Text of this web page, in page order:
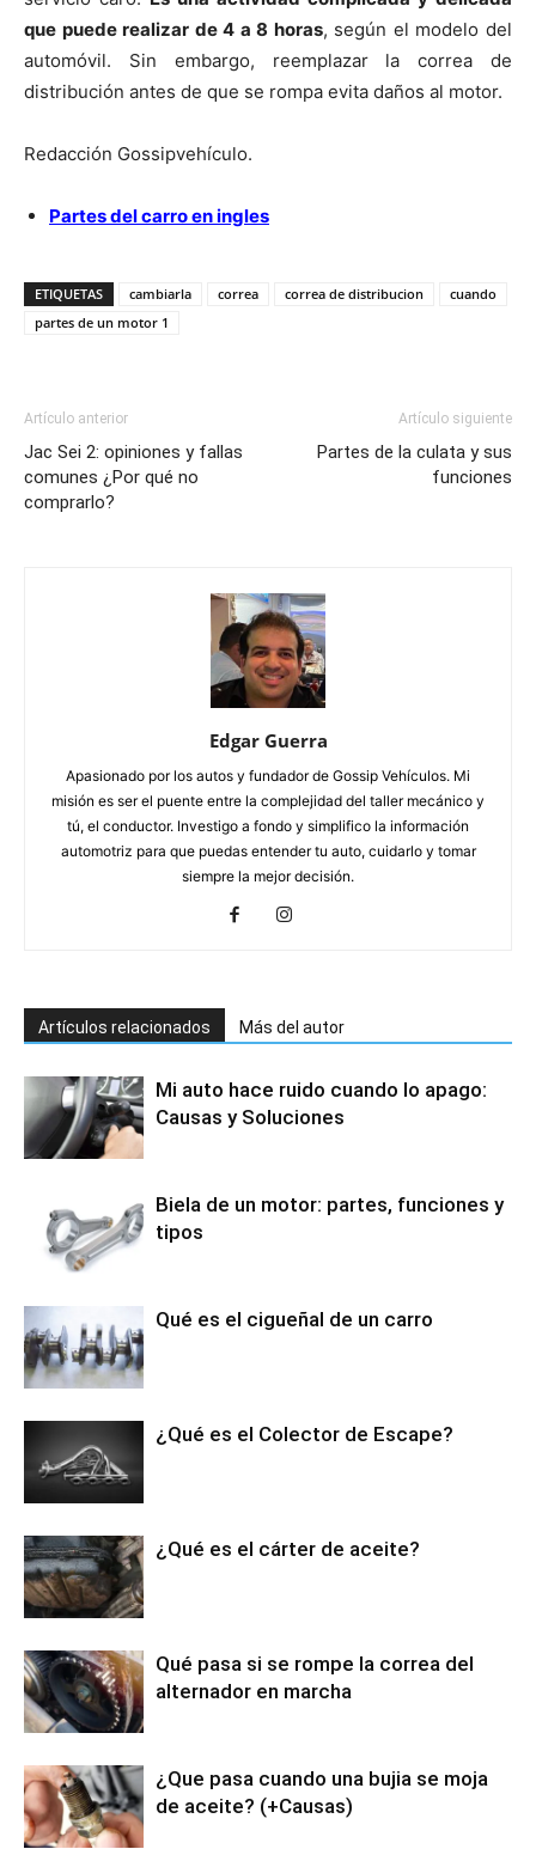
que puede realizar de 4 a 8 horas, según el modelo del
automóvil. Sin embargo, reemplazar la correa de
distribución antes de que se rompa evita daños al motor.
Redacción Gossipvehículo.
Partes del carro en ingles
ETIQUETAS cambiarla correa correa de distribucion
cuando
partes de un motor 1
Artículo anterior
Jac Sei 2: opiniones y fallas
comunes ¿Por qué no
comprarlo?
Artículo siguiente
Partes de la culata y sus
funciones
Edgar Guerra
Apasionado por los autos y fundador de Gossip Vehículos. Mi
misión es ser el puente entre la complejidad del taller mecánico y
tú, el conductor. Investigo a fondo y simplifico la información
automotriz para que puedas entender tu auto, cuidarlo y tomar
siempre la mejor decisión.
Artículos relacionados Más del autor
Mi auto hace ruido cuando lo apago:
Causas y Soluciones
Biela de un motor: partes, funciones y
tipos
Qué es el cigueñal de un carro
¿Qué es el Colector de Escape?
¿Qué es el cárter de aceite?
Qué pasa si se rompe la correa del
alternador en marcha
¿Que pasa cuando una bujia se moja
de aceite? (+Causas)